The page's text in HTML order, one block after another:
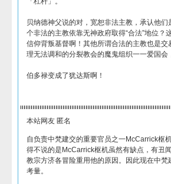
贝纳德神父说的对，宽恕非法主教，承认他
个非法的主教依靠无神政府取得“合法”地位
信仰背叛基督啊！其他所谓合法的主教也是
理无法调和的分裂教会的魔鬼组织一一爱国会
伯多禄变成了犹达斯啊！
本站网友 匿名
自负责中梵建交的重要官员之一McCarrick枢
得不说的是McCarrick枢机虽然有缺点，有丑
教宗方济各冒险重用他的原因。因此现在中
考量。